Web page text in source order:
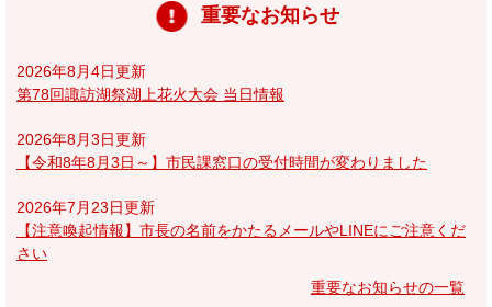
重要なお知らせ
2026年8月4日更新
第78回諏訪湖祭湖上花火大会 当日情報
2026年8月3日更新
【令和8年8月3日～】市民課窓口の受付時間が変わりました
2026年7月23日更新
【注意喚起情報】市長の名前をかたるメールやLINEにご注意くだ
さい
重要なお知らせの一覧